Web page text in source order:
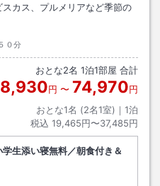
カス、プルメリアなど季節の
０分
おとな2名 1泊1部屋 合計
円 〜 74,970円
おとな1名 (2名1室)｜ 1泊
税込 19,465円〜37,485円
生添い寝無料／朝食付き＆